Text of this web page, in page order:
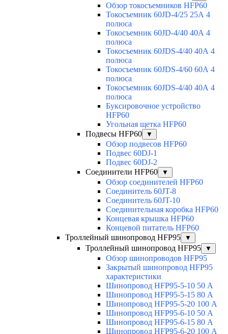
Обзор токосъемников HFP60
Токосъемник 60JD-4/25 25А 4
полюса
Токосъемник 60JD-4/40 40А 4
полюса
Токосъемник 60JDS-4/40 40А 4
полюса
Токосъемник 60JDS-4/60 60А 4
полюса
Токосъемник 60JDS-4/40 40А 4
полюса
Буксировочное устройство
HFP60
Угольная щетка HFP60
Подвесы HFP60
▼
Обзор подвесов HFP60
Подвес 60DJ-1
Подвес 60DJ-2
Соединители HFP60
▼
Обзор соединителей HFP60
Соединитель 60JT-8
Соединитель 60JT-10
Соединительная коробка HFP60
Концевая крышка HFP60
Концевой питатель HFP60
Троллейный шинопровод HFP95
▼
Троллейный шинопровод HFP95 ▼
Обзор шинопроводов HFP95
Закрытый шинопровод HFP95
характеристики
Шинопровод HFP95-5-10 50 А
Шинопровод HFP95-5-15 80 А
Шинопровод HFP95-5-20 100 А
Шинопровод HFP95-6-10 50 А
Шинопровод HFP95-6-15 80 А
Шинопровод HFP95-6-20 100 А